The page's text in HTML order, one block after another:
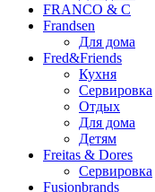
FRANCO & C
Frandsen
Для дома
Fred&Friends
Кухня
Сервировка
Отдых
Для дома
Детям
Freitas & Dores
Сервировка
Fusionbrands